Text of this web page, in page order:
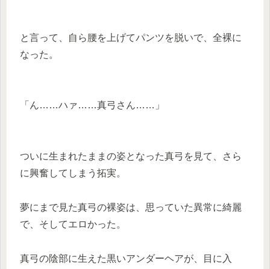
と言って、自ら腰を上げてパンツを脱いで、全裸に
なった。
「ん……ハァ……真弓さん……」
ついに生まれたままの姿となった真弓を見て、さら
に興奮してしまう拓実。
夢にまで見た真弓の裸姿は、思っていた異常に綺麗
で、そしてエロかった。
真弓の陰部に生えた黒いアンダーヘアが、目に入